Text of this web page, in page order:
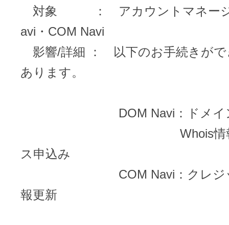
メールマーケティング
Linuxの運用に最適な仮想化環境を用
VPS
メール転送/URL転送
お名前.com 転送Plus
ドメインのセキュリティ診断を
お名前.comネットde診断
お問い合わせ
メール・電話・チャットはこ
販売パートナー制度
ドメイン販売パートナー
API連携や後払いが可能なプログラム
対象 ： アカウントマネージ
avi・COM Navi
影響/詳細 ： 以下のお手続きがで
あります。
DOM Navi：ドメイン
Whois情報代行
ス申込み
COM Navi：クレジッ
報更新